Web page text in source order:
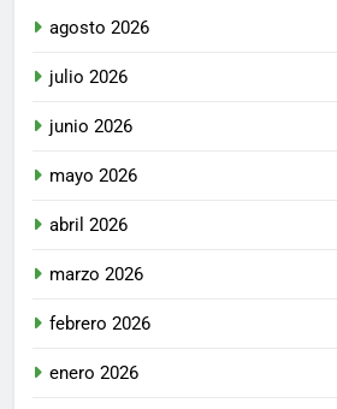
agosto 2026
julio 2026
junio 2026
mayo 2026
abril 2026
marzo 2026
febrero 2026
enero 2026